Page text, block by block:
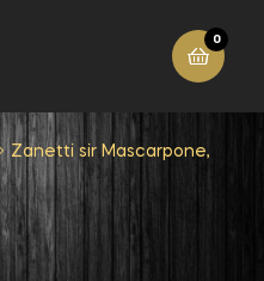
0
Zanetti sir Mascarpone,